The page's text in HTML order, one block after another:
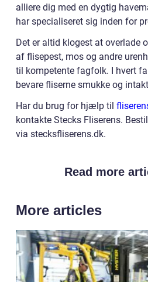
alliere dig med en dygtig
har specialiseret sig inden for
Det er altid klogest at overlade
af flisepest, mos og andre
til kompetente fagfolk. I hvert
bevare fliserne smukke og
Har du brug for hjælp til
kontakte Stecks Fliserens.
via stecksfliserens.dk.
Read more
More articles